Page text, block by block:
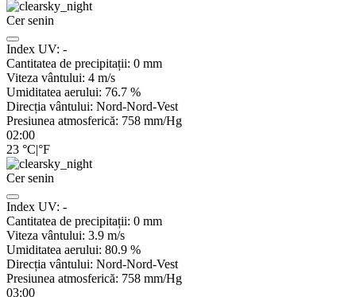
Cer senin
Index UV: -
Cantitatea de precipitații: 0 mm
Viteza vântului: 4 m/s
Umiditatea aerului: 76.7 %
Direcția vântului: Nord-Nord-Vest
Presiunea atmosferică: 758 mm/Hg
02:00
23 °C|°F
Cer senin
Index UV: -
Cantitatea de precipitații: 0 mm
Viteza vântului: 3.9 m/s
Umiditatea aerului: 80.9 %
Direcția vântului: Nord-Nord-Vest
Presiunea atmosferică: 758 mm/Hg
03:00